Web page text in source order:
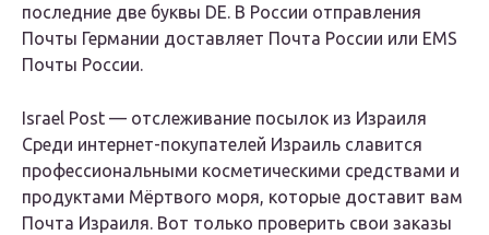
последние две буквы DE. В России отправления
Почты Германии доставляет Почта России или EMS
Почты России.
Israel Post — отслеживание посылок из Израиля
Среди интернет-покупателей Израиль славится
профессиональными косметическими средствами и
продуктами Мёртвого моря, которые доставит вам
Почта Израиля. Вот только проверить свои заказы